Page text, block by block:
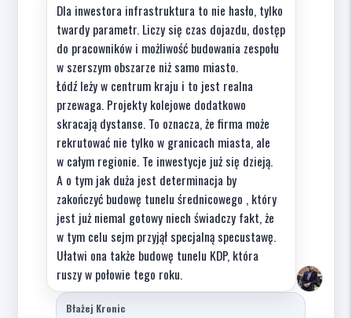
Dla inwestora infrastruktura to nie hasło, tylko
twardy parametr. Liczy się czas dojazdu, dostęp
do pracowników i możliwość budowania zespołu
w szerszym obszarze niż samo miasto.
Łódź leży w centrum kraju i to jest realna
przewaga. Projekty kolejowe dodatkowo
skracają dystanse. To oznacza, że firma może
rekrutować nie tylko w granicach miasta, ale
w całym regionie. Te inwestycje już się dzieją.
A o tym jak duża jest determinacja by
zakończyć budowę tunelu średnicowego , który
jest już niemal gotowy niech świadczy fakt, że
w tym celu sejm przyjął specjalną specustawę.
Ułatwi ona także budowę tunelu KDP, która
ruszy w połowie tego roku.
Błażej Kronic